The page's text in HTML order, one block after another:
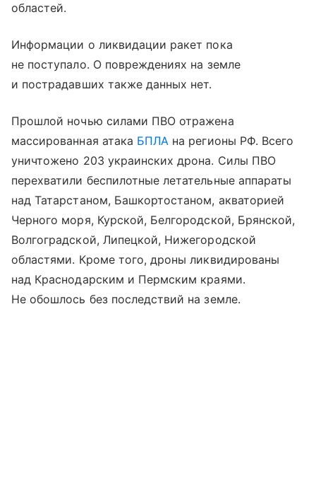
областей.
Информации о ликвидации ракет пока
не поступало. О повреждениях на земле
и пострадавших также данных нет.
Прошлой ночью силами ПВО отражена
массированная атака БПЛА на регионы РФ. Всего
уничтожено 203 украинских дрона. Силы ПВО
перехватили беспилотные летательные аппараты
над Татарстаном, Башкортостаном, акваторией
Черного моря, Курской, Белгородской, Брянской,
Волгоградской, Липецкой, Нижегородской
областями. Кроме того, дроны ликвидированы
над Краснодарским и Пермским краями.
Не обошлось без последствий на земле.